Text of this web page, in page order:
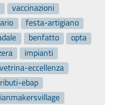
vaccinazioni
festa-artigiano
benfatto
opta
impianti
vetrina-eccellenza
ebap